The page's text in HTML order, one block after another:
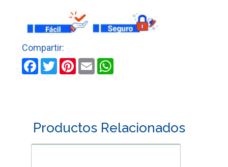
8"
TRUPER
cantidad
Facebook
TwitterPinterest
EmailWhatsApp
Productos Relacionados